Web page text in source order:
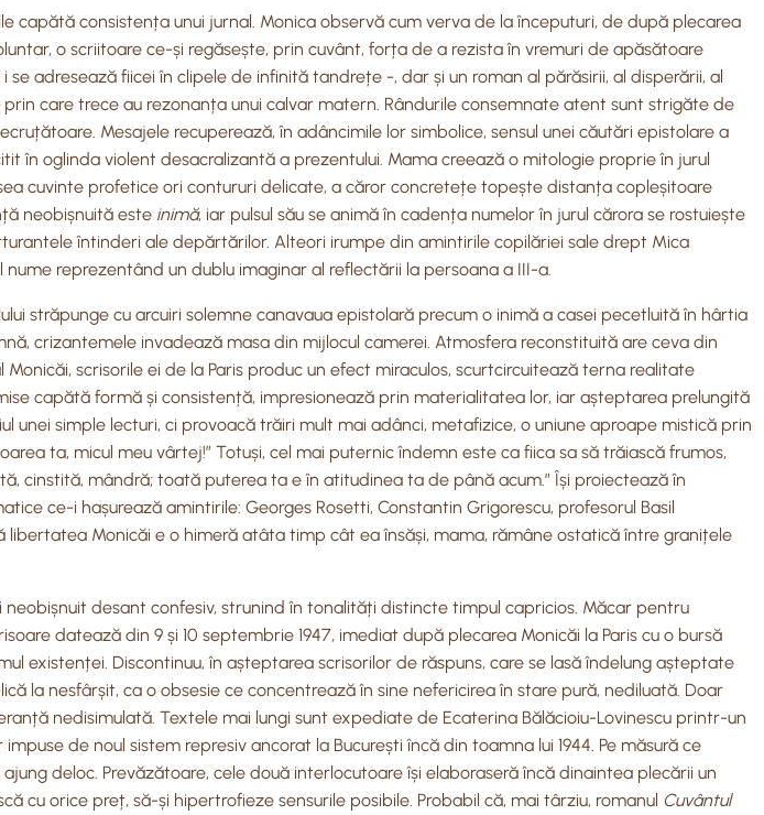
consistența unui jurnal. Monica observă cum verva de la începuturi, de după plecarea
o scriitoare ce-și regăsește, prin cuvânt, forța de a rezista în vremuri de apăsătoare
adresează fiicei în clipele de infinită tandrețe -, dar și un roman al părăsirii, al disperării, al
care trece au rezonanța unui calvar matern. Rândurile consemnate atent sunt strigăte de
Mesajele recuperează, în adâncimile lor simbolice, sensul unei căutări epistolare a
în oglinda violent desacralizantă a prezentului. Mama creează o mitologie proprie în jurul
cuvinte profetice ori contururi delicate, a căror concretețe topește distanța copleșitoare
neobișnuită este inimă, iar pulsul său se animă în cadența numelor în jurul cărora se rostuiește
întinderi ale depărtărilor. Alteori irumpe din amintirile copilăriei sale drept Mica
reprezentând un dublu imaginar al reflectării la persoana a III-a.
străpunge cu arcuiri solemne canavaua epistolară precum o inimă a casei pecetluită în hârtia
crizantemele invadează masa din mijlocul camerei. Atmosfera reconstituită are ceva din
scrisorile ei de la Paris produc un efect miraculos, scurtcircuitează terna realitate
capătă formă și consistență, impresionează prin materialitatea lor, iar așteptarea prelungită
simple lecturi, ci provoacă trăiri mult mai adânci, metafizice, o uniune aproape mistică prin
ta, micul meu vârtej!” Totuși, cel mai puternic îndemn este ca fiica sa să trăiască frumos,
cinstită, mândră; toată puterea ta e în atitudinea ta de până acum.” Își proiectează în
ce-i hașurează amintirile: Georges Rosetti, Constantin Grigorescu, profesorul Basil
libertatea Monicăi e o himeră atâta timp cât ea însăși, mama, rămâne ostatică între granițele
desant confesiv, strunind în tonalități distincte timpul capricios. Măcar pentru
datează din 9 și 10 septembrie 1947, imediat după plecarea Monicăi la Paris cu o bursă
existenței. Discontinuu, în așteptarea scrisorilor de răspuns, care se lasă îndelung așteptate
la nesfârșit, ca o obsesie ce concentrează în sine nefericirea în stare pură, nediluată. Doar
nedisimulată. Textele mai lungi sunt expediate de Ecaterina Bălăcioiu-Lovinescu printr-un
de noul sistem represiv ancorat la București încă din toamna lui 1944. Pe măsură ce
deloc. Prevăzătoare, cele două interlocutoare își elaboraseră încă dinaintea plecării un
cu orice preț, să-și hipertrofieze sensurile posibile. Probabil că, mai târziu, romanul Cuvântul